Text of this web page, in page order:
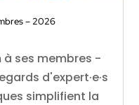
– 2026
ses membres -
d'expert·e·s
simplifient la